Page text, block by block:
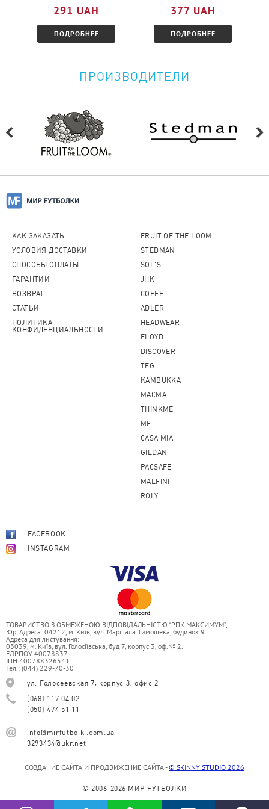
291 UAH
ПОДРОБНЕЕ
377 UAH
ПОДРОБНЕЕ
ПРОИЗВОДИТЕЛИ
© 2006-2026 МИР FУТБОЛКИ
КАК ЗАКАЗАТЬ
УСЛОВИЯ ДОСТАВКИ
СПОСОБЫ ОПЛАТЫ
ГАРАНТИИ
ВОЗВРАТ
СТАТЬИ
ПОЛИТИКА
КОНФИДЕНЦИАЛЬНОСТИ
FRUIT OF THE LOOM
STEDMAN
SOL'S
JHK
COFEE
ADLER
HEADWEAR
FLOYD
DISCOVER
TEG
KAMBUKKA
MACMA
THINKME
MF
CASA MIA
GILDAN
PACSAFE
MALFINI
ROLY
FACEBOOK
INSTAGRAM
ТОВАРИСТВО З ОБМЕЖЕНОЮ ВІДПОВІДАЛЬНІСТЮ “РПК МАКСИМУМ”,
Юр. Адреса: 04212, м. Київ, вул. Маршала Тимошека, будинок 9
Адреса для листування:
03039, м. Київ, вул. Голосіївська, буд 7, корпус 3, оф.№ 2.
ЕДРПОУ 40078837
ІПН 400788326541
Тел.: (044) 229-70-30
ул. Голосеевская 7, корпус 3, офис 2
(068) 117 04 02
(050) 474 51 11
info@mirfutbolki.com.ua
3293434@ukr.net
СОЗДАНИЕ САЙТА И ПРОДВИЖЕНИЕ САЙТА -© SKINNY STUDIO 2026